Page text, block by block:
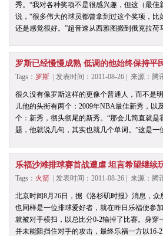
秀。“我对各种奖项不是很感兴趣，但这（最
说，“很多伟大的球员都曾拿到过这个奖项，
还是感觉很好。”超音速从西雅图搬到俄克
罗斯已经慢慢成熟 低调的他始终保持平
Tags： 罗斯 | 发表时间：2011-08-26 | 来源：腾
很久没有像罗斯这样的更像个普通人，而不是
儿他的头衔有两个：2009年NBA最佳新秀，
个：新秀，彻头彻尾的新秀。“那会儿简直就
题，他就说几句，其实也就几个单词。”这
乐福沙滩排球赛首战遭虐 坦言希望继续
Tags： 火箭 | 发表时间：2011-08-26 | 来源：腾
北京时间8月26日，据《洛杉矶时报》消息，
也同样是一位排球爱好者，就在昨日乐福便参
就被对手横扫，以总比分0-2输掉了比赛。身
并未能阻挡住对手的攻击，最终乐福一方以